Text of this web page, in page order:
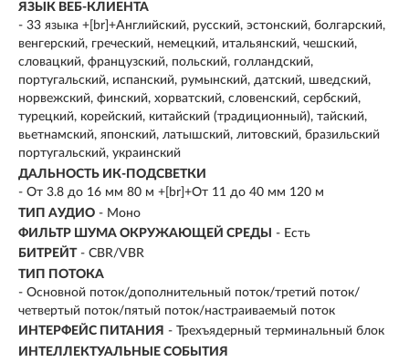
ЯЗЫК ВЕБ-КЛИЕНТА
- 33 языка +[br]+Английский, русский, эстонский, болгарский,
венгерский, греческий, немецкий, итальянский, чешский,
словацкий, французский, польский, голландский,
португальский, испанский, румынский, датский, шведский,
норвежский, финский, хорватский, словенский, сербский,
турецкий, корейский, китайский (традиционный), тайский,
вьетнамский, японский, латышский, литовский, бразильский
португальский, украинский
ДАЛЬНОСТЬ ИК-ПОДСВЕТКИ
- От 3.8 до 16 мм 80 м +[br]+От 11 до 40 мм 120 м
ТИП АУДИО - Моно
ФИЛЬТР ШУМА ОКРУЖАЮЩЕЙ СРЕДЫ
- Есть
БИТРЕЙТ - CBR/VBR
ТИП ПОТОКА
- Основной поток/дополнительный поток/третий поток/
четвертый поток/пятый поток/настраиваемый поток
ИНТЕРФЕЙС ПИТАНИЯ - Трехъядерный терминальный блок
ИНТЕЛЛЕКТУАЛЬНЫЕ СОБЫТИЯ